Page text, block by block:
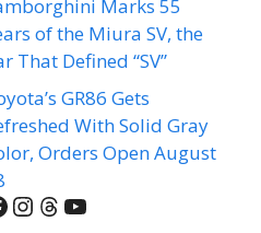
Marks 55
of the Miura SV, the
That Defined “SV”
GR86 Gets
With Solid Gray
Orders Open August
Instagram
Threads
YouTube